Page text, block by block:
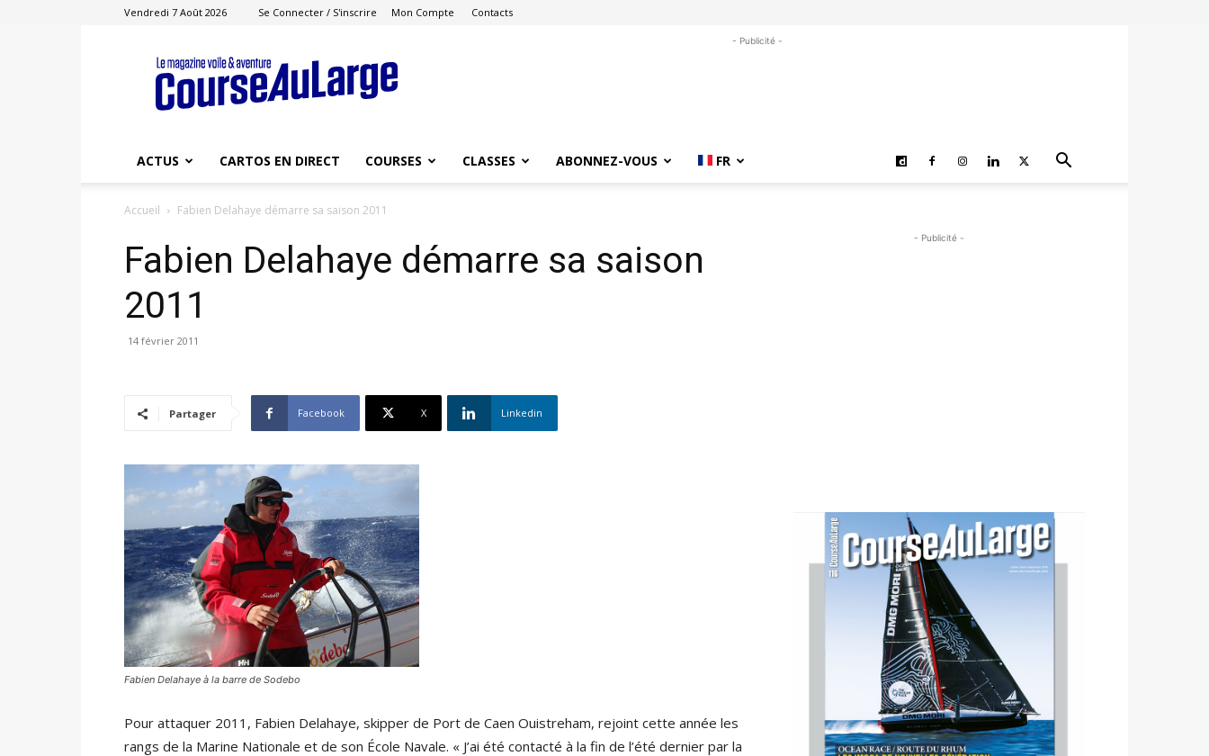
Vendredi 7 Août 2026 Se Connecter / S'inscrire Mon Compte Contacts
Course
au
Large
- Publicité -
ACTUS CARTOS EN DIRECT COURSES CLASSES ABONNEZ-VOUS FR
Accueil Fabien Delahaye démarre sa saison 2011
Fabien Delahaye démarre sa saison
2011
14 février 2011
Partager Facebook X Linkedin
Fabien Delahaye à la barre de Sodebo
Pour attaquer 2011, Fabien Delahaye, skipper de Port de Caen Ouistreham, rejoint cette année les
rangs de la Marine Nationale et de son École Navale. « J’ai été contacté à la fin de l’été dernier par la
- Publicité -